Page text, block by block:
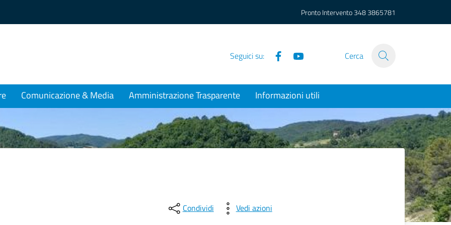
Pronto Intervento348 3865781
Seguici su: Facebook Cerca
Comunicazione & Media Amministrazione Trasparente Informazioni utili
Condividi Vedi azioni